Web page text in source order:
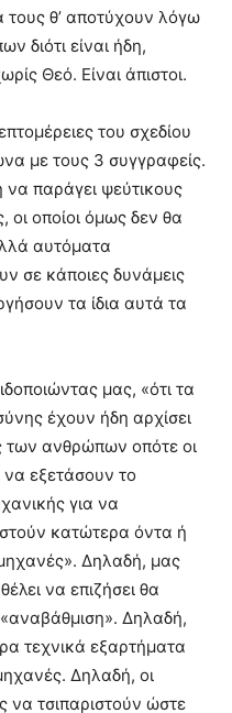
τους θ’ αποτύχουν λόγω
διότι είναι ήδη,
Θεό. Είναι άπιστοι.
του σχεδίου
με τους 3 συγγραφείς.
παράγει ψεύτικους
οποίοι όμως δεν θα
αυτόματα
σε κάποιες δυνάμεις
τα ίδια αυτά τα
μας, «ότι τα
έχουν ήδη αρχίσει
των ανθρώπων οπότε οι
να εξετάσουν το
για να
κατώτερα όντα ή
Δηλαδή, μας
να επιζήσει θα
«αναβάθμιση». Δηλαδή,
τεχνικά εξαρτήματα
Δηλαδή, οι
να τσιπαριστούν ώστε